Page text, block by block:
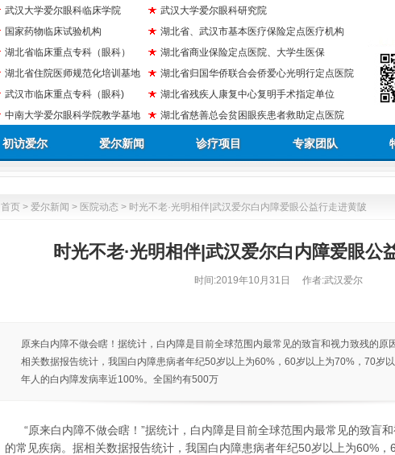
武汉大学爱尔眼科临床学院
国家药物临床试验机构
湖北省临床重点专科（眼科）
湖北省住院医师规范化培训基地
武汉市临床重点专科（眼科)
中南大学爱尔眼科学院教学基地
武汉大学爱尔眼科研究院
湖北省、武汉市基本医疗保险定点医疗机构
湖北省商业保险定点医院、大学生医保
湖北省归国华侨联合会侨爱心光明行定点医院
湖北省残疾人康复中心复明手术指定单位
湖北省慈善总会贫困眼疾患者救助定点医院
初访爱尔 爱尔新闻 诊疗项目 专家团队
首页 > 爱尔新闻 > 医院动态 > 时光不老·光明相伴|武汉爱尔白内障爱眼公益行走进黄陂
时光不老·光明相伴|武汉爱尔白内障爱眼公
时间:2019年10月31日
作者:武汉爱尔
原来白内障不做会瞎！据统计，白内障是目前全球范围内最常见的致盲和视力致残的原
相关数据报告统计，我国白内障患病者年纪50岁以上为60%，60岁以上为70%，70岁
年人的白内障发病率近100%。全国约有500万
“原来白内障不做会瞎！”据统计，白内障是目前全球范围内最常见的致盲
的常见疾病。据相关数据报告统计，我国白内障患病者年纪50岁以上为60%，